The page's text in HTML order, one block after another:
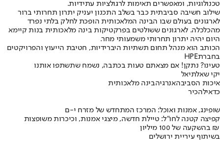
טכנולוגיות, ומאפשרים תאימות לרגולציות עתידיות.
שילוב חשיבה סביבתית כבר בשלב התכנון יעניק יתרון תחרותי ברור
לארגונים בעולם שבו הבינה המלאכותית הופכת לחלק בלתי נפרד
מהכלכלה. לארגונים ששולטים בפרקטיקות בינה מלאכותית בנות קיימא
היום יהיה יתרון תחרותי משמעותי מחר.
הכותב הוא מנהל תחום תשתיות היברידיות, חטיבת הייעוץ והפרויקטים
בחברתHPE
טעינו? נתקן! אם מצאתם טעות בכתבה, נשמח שתשתפו אותנו
יקי שאלתיאל
איכות הסביבהאנרגיהבינה מלאכותית
כדאילהכיר
שופינג, אמנות ואוכל: המרכז המתחדש של מזרח י-ם
קפיצה קטנה לחו"ל: טיילת חדשה, מיצגי אמנות, וכיכרות משופצות
בהשקעה של 100 מיליון ₪
בשיתוף עיריית ירושלים